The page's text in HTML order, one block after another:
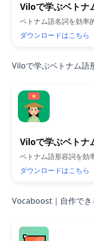
Viloで学ぶベトナ
ベトナム語名詞を効率
ダウンロードはこちら
Viloで学ぶベトナム語
Viloで学ぶベトナ
ベトナム語形容詞を効
ダウンロードはこちら
Vocaboost｜自作でき